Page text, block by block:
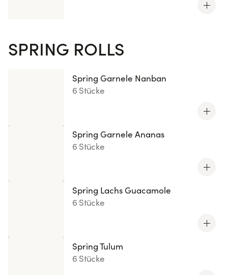
SPRING ROLLS
Spring Garnele Nanban
6 Stücke
Spring Garnele Ananas
6 Stücke
Spring Lachs Guacamole
6 Stücke
Spring Tulum
6 Stücke